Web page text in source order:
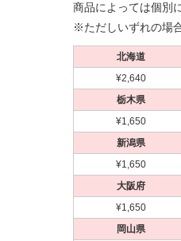
商品によっては個別
※ただしいずれの場
北海道
¥2,640
栃木県
¥1,650
新潟県
¥1,650
大阪府
¥1,650
岡山県